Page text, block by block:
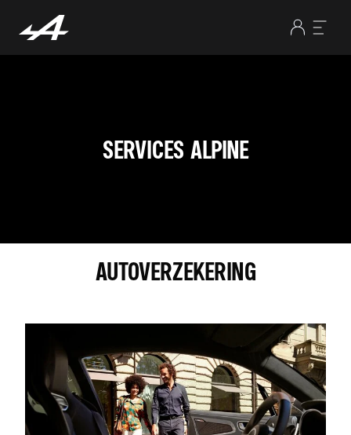
SERVICES ALPINE
AUTOVERZEKERING